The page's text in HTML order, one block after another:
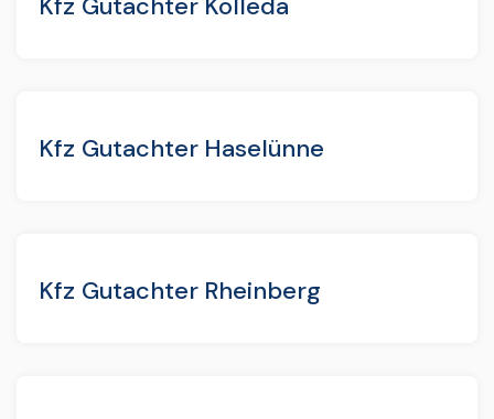
Kfz Gutachter Haselünne
Kfz Gutachter Rheinberg